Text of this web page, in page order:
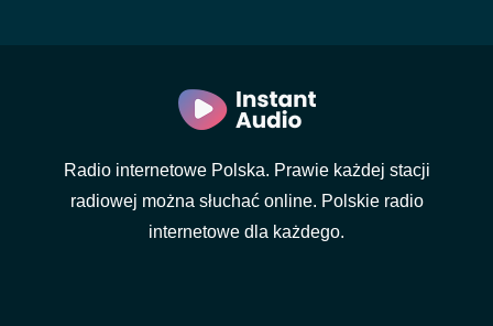
Radio internetowe Polska. Prawie każdej stacji
radiowej można słuchać online. Polskie radio
internetowe dla każdego.